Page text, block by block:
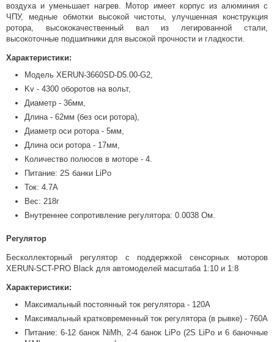
воздуха и уменьшает нагрев. Мотор имеет корпус из алюминия с
ЧПУ, медные обмотки высокой чистоты, улучшенная конструкция
ротора, высококачественный вал из легированной стали,
высокоточные подшипники для высокой прочности и гладкости.
Характеристики:
Модель XERUN-3660SD-D5.00-G2,
Kv - 4300 оборотов на вольт,
Диаметр - 36мм,
Длина - 62мм (без оси ротора),
Диаметр оси ротора - 5мм,
Длина оси ротора - 17мм,
Количество полюсов в моторе - 4.
Питание: 2S банки LiPo
Ток: 4.7A
Вес: 218г
Внутреннее сопротивление регулятора: 0.0038 Ом.
Регулятор
Бесколлекторный регулятор с поддержкой сенсорных моторов
XERUN-SCT-PRO Black для автомоделей масштаба 1:10 и 1:8
Характеристики:
Максимальный постоянный ток регулятора - 120А
Максимальный кратковременный ток регулятора (в рывке) - 760А
Питание: 6-12 банок NiMh, 2-4 банок LiPo (2S LiPo и 6 баночные